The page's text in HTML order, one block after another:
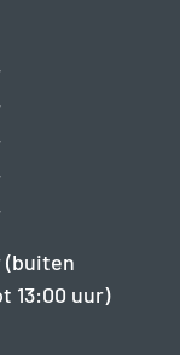
(buiten
13:00 uur)